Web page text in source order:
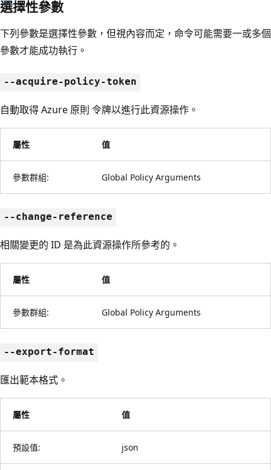
選擇性參數
下列參數是選擇性參數，但視內容而定，命令可能需要一或多個
參數才能成功執行。
--acquire-policy-token
自動取得 Azure 原則 令牌以進行此資源操作。
屬性 值
參數群組: Global Policy Arguments
--change-reference
相關變更的 ID 是為此資源操作所參考的。
屬性 值
參數群組: Global Policy Arguments
--export-format
匯出範本格式。
屬性 值
預設值: json